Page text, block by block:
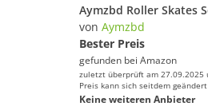
von Aymzbd
Bester Preis
gefunden bei Amazon
zuletzt überprüft am 27.09.2025
Preis kann sich seitdem
Keine weiteren Anbieter